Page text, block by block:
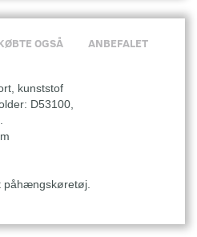
OGSÅ ANBEFALET
kunststof
D53100,
påhængskøretøj.